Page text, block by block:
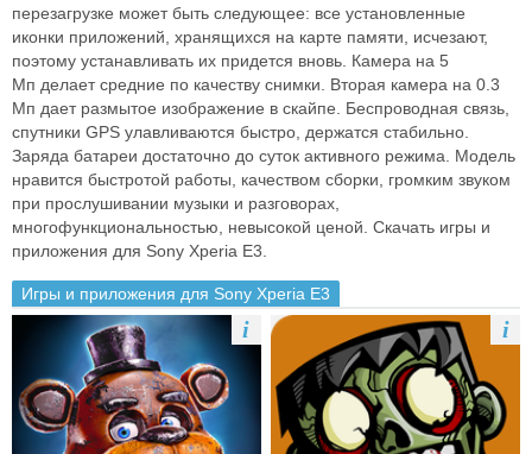
перезагрузке может быть следующее: все установленные
иконки приложений, хранящихся на карте памяти, исчезают,
поэтому устанавливать их придется вновь. Камера на 5
Мп делает средние по качеству снимки. Вторая камера на 0.3
Мп дает размытое изображение в скайпе. Беспроводная связь,
спутники GPS улавливаются быстро, держатся стабильно.
Заряда батареи достаточно до суток активного режима. Модель
нравится быстротой работы, качеством сборки, громким звуком
при прослушивании музыки и разговорах,
многофункциональностью, невысокой ценой. Скачать игры и
приложения для Sony Xperia E3.
Игры и приложения для Sony Xperia E3
i i